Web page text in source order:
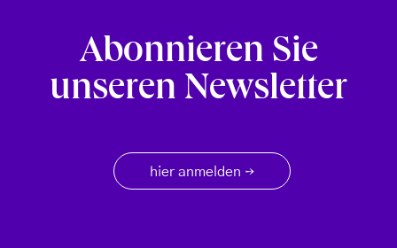
Abonnieren Sie
unseren Newsletter
hier anmelden →